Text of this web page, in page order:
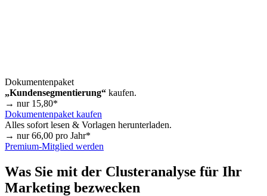
Dokumentenpaket
„Kundensegmentierung“ kaufen.
→ nur 15,80*
Dokumentenpaket kaufen
Alles sofort lesen & Vorlagen herunterladen.
→ nur66,00 pro Jahr*
Premium-Mitglied werden
Was Sie mit der Clusteranalyse für Ihr
Marketing bezwecken